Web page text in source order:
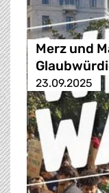
Merz und
23.09.2025